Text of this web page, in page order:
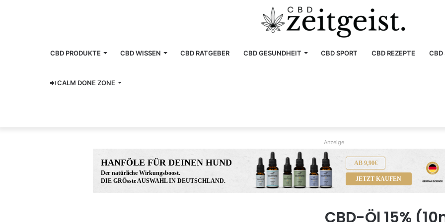
CBD PRODUKTE CBD WISSEN CBD RATGEBER CBD GESUNDHEIT CBD SPORT CBD REZEPTE CBD
CALM DONE ZONE
Anzeige
HANFÖLE FÜR DEINEN HUND
Der natürliche Wirkungsboost.
DIE GRÖsste AUSWAHL IN DEUTSCHLAND.
AB 9,90€
JETZT KAUFEN
www.hunreys.de
CBD-Öl 15%